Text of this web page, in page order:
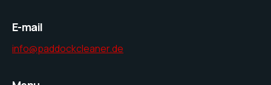
E-mail
info@paddockcleaner.de